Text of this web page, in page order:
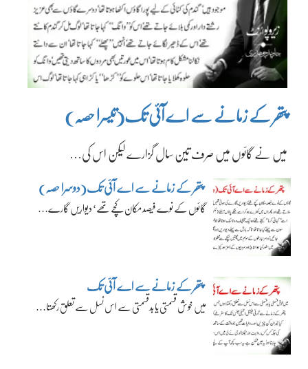
پتھر کے زمانے سے اے آئی تک(تیسرا حصہ)
میں نے گائوں میں صرف تین سال گزارے لیکن اس کی…
پتھر کے زمانے سے اے آئی تک(دوسرا حصہ)
گائوں کے نوے فیصد مکان کچے تھے‘ دیواریں گارے…
پتھر کے زمانے سے اے آئی تک
میں خوش قسمتی یا بدقسمتی سے اس نسل سے تعلق رکھتا…